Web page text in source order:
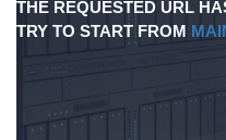
THE REQUESTED URL
TRY TO START FROM